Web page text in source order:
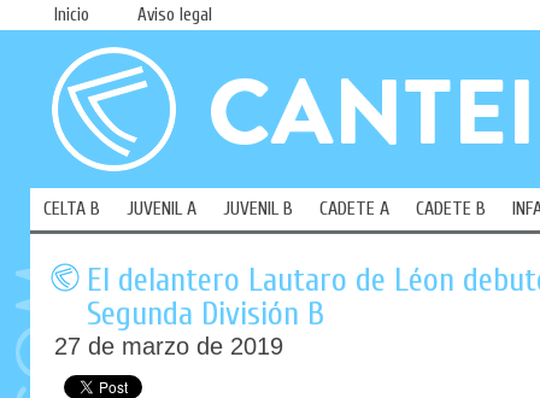
Inicio Aviso legal
CELTA B JUVENIL A JUVENIL B CADETE A CADETE B
El delantero Lautaro de Léon
Segunda División B
27 de marzo de 2019